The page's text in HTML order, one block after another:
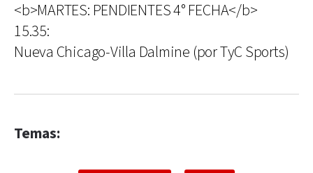
<b>MARTES: PENDIENTES 4° FECHA</b>
15.35:
Nueva Chicago-Villa Dalmine (por TyC Sports)
Temas: